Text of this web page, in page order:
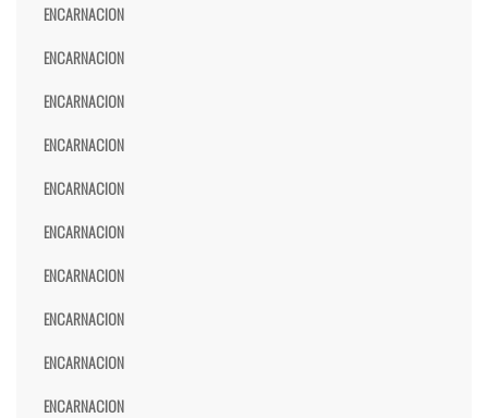
ENCARNACION
ENCARNACION
ENCARNACION
ENCARNACION
ENCARNACION
ENCARNACION
ENCARNACION
ENCARNACION
ENCARNACION
ENCARNACION